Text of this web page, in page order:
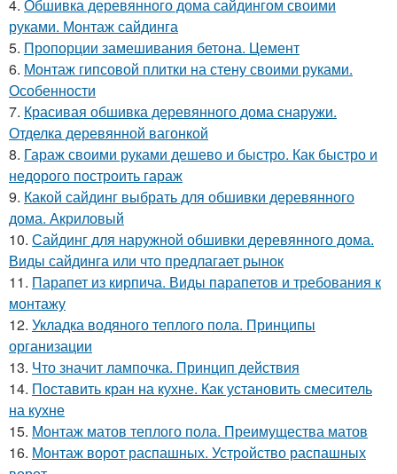
4. Обшивка деревянного дома сайдингом своими
руками. Монтаж сайдинга
5. Пропорции замешивания бетона. Цемент
6. Монтаж гипсовой плитки на стену своими руками.
Особенности
7. Красивая обшивка деревянного дома снаружи.
Отделка деревянной вагонкой
8. Гараж своими руками дешево и быстро. Как быстро и
недорого построить гараж
9. Какой сайдинг выбрать для обшивки деревянного
дома. Акриловый
10. Сайдинг для наружной обшивки деревянного дома.
Виды сайдинга или что предлагает рынок
11. Парапет из кирпича. Виды парапетов и требования к
монтажу
12. Укладка водяного теплого пола. Принципы
организации
13. Что значит лампочка. Принцип действия
14. Поставить кран на кухне. Как установить смеситель
на кухне
15. Монтаж матов теплого пола. Преимущества матов
16. Монтаж ворот распашных. Устройство распашных